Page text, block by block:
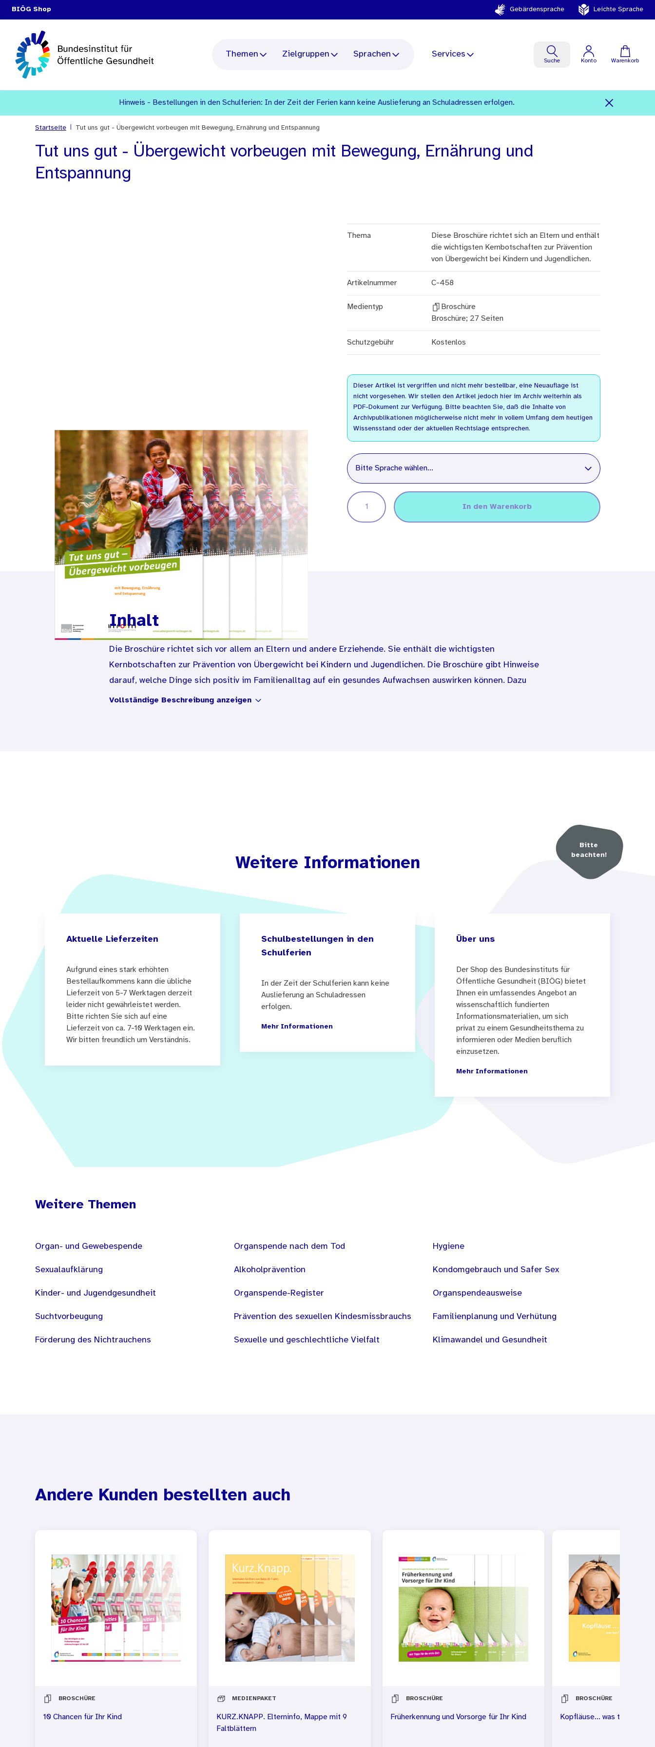
BIÖG Shop Gebärdensprache Leichte Sprache
Themen Zielgruppen Sprachen Services
Suche Konto Warenkorb
Hinweis - Bestellungen in den Schulferien: In der Zeit der Ferien kann keine Auslieferung an Schuladressen erfolgen.
Startseite Tut uns gut - Übergewicht vorbeugen mit Bewegung, Ernährung und Entspannung
Tut uns gut - Übergewicht vorbeugen mit Bewegung, Ernährung und
Entspannung
Thema
Diese Broschüre richtet sich an Eltern und enthält
die wichtigsten Kernbotschaften zur Prävention
von Übergewicht bei Kindern und Jugendlichen.
Artikelnummer C-458
Medientyp
Broschüre
Broschüre; 27 Seiten
Schutzgebühr Kostenlos
Dieser Artikel ist vergriffen und nicht mehr bestellbar, eine Neuauflage ist
nicht vorgesehen. Wir stellen den Artikel jedoch hier im Archiv weiterhin als
PDF-Dokument zur Verfügung. Bitte beachten Sie, daß die Inhalte von
Archivpublikationen möglicherweise nicht mehr in vollem Umfang dem heutigen
Wissensstand oder der aktuellen Rechtslage entsprechen.
Sprache
Bitte Sprache wählen...
In den Warenkorb
Inhalt
Die Broschüre richtet sich vor allem an Eltern und andere Erziehende. Sie enthält die wichtigsten
Kernbotschaften zur Prävention von Übergewicht bei Kindern und Jugendlichen. Die Broschüre gibt Hinweise
darauf, welche Dinge sich positiv im Familienalltag auf ein gesundes Aufwachsen auswirken können. Dazu
gehören viel Bewegung, eine ausgewogene Ernährung, ausreichend Schlaf, wenig Fernsehen und ein
Vollständige Beschreibung anzeigen
Bitte
beachten!
Weitere Informationen
Aktuelle Lieferzeiten
Aufgrund eines stark erhöhten
Bestellaufkommens kann die übliche
Lieferzeit von 5-7 Werktagen derzeit
leider nicht gewährleistet werden.
Bitte richten Sie sich auf eine
Lieferzeit von ca. 7-10 Werktagen ein.
Wir bitten freundlich um Verständnis.
Schulbestellungen in den
Schulferien
In der Zeit der Schulferien kann keine
Auslieferung an Schuladressen
erfolgen.
Mehr Informationen
Über uns
Der Shop des Bundesinstituts für
Öffentliche Gesundheit (BIÖG) bietet
Ihnen ein umfassendes Angebot an
wissenschaftlich fundierten
Informationsmaterialien, um sich
privat zu einem Gesundheitsthema zu
informieren oder Medien beruflich
einzusetzen.
Mehr Informationen
Weitere Themen
Organ- und Gewebespende
Sexualaufklärung
Kinder- und Jugendgesundheit
Suchtvorbeugung
Förderung des Nichtrauchens
Organspende nach dem Tod
Alkoholprävention
Organspende-Register
Prävention des sexuellen Kindesmissbrauchs
Sexuelle und geschlechtliche Vielfalt
Hygiene
Kondomgebrauch und Safer Sex
Organspendeausweise
Familienplanung und Verhütung
Klimawandel und Gesundheit
Andere Kunden bestellten auch
BROSCHÜRE
10 Chancen für Ihr Kind
MEDIENPAKET
KURZ.KNAPP. Elterninfo, Mappe mit 9
Faltblättern
BROSCHÜRE
Früherkennung und Vorsorge für Ihr Kind
BROSCHÜRE
Kopfläuse... was tun?